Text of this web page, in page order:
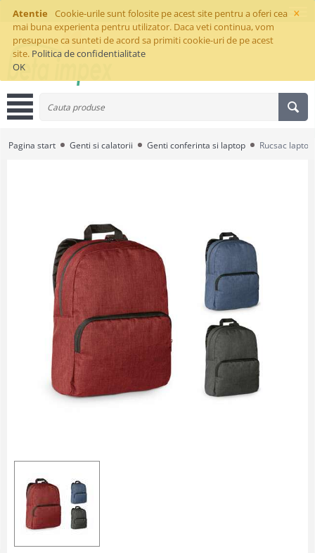
×
Atentie
Cookie-urile sunt folosite pe acest site pentru a oferi cea
mai buna experienta pentru utilizator. Daca veti continua, vom
presupune ca sunteti de acord sa primiti cookie-uri de pe acest
site. Politica de confidentialitate
OK
Pagina start Genti si calatorii Genti conferinta si laptop Rucsac laptop